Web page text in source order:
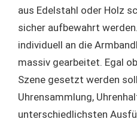
aus Edelstahl oder Holz
sicher aufbewahrt
individuell an die
massiv gearbeitet. Egal
Szene gesetzt werden
Uhrensammlung,
unterschiedlichsten